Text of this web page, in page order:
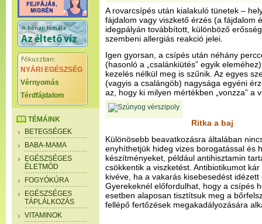
NYÁRI EGÉSZSÉG
Vérnyomás
Térdfájdalom
TÉMÁINK
BETEGSÉGEK
BABA-MAMA
EGÉSZSÉGES
ÉLETMÓD
FOGYÓKÚRA
EGÉSZSÉGES
TÁPLÁLKOZÁS
VITAMINOK
A rovarcsípés után kialakuló tünetek –
fájdalom vagy viszkető érzés (a fájdalom
idegpályán továbbított, különböző
szembeni allergiás reakció jelei.
Igen gyorsan, a csípés után néhány
(hasonló a „csalánkiütés” egyik
kezelés nélkül meg is szűnik. Az egyes
(vagyis a csalángöb) nagysága egyéni
az, hogy ki milyen mértékben „vonzza” a
Ritka a baj
Különösebb beavatkozásra általában
enyhíthetjük hideg vizes borogatással és
készítményeket, például antihisztamin
csökkentik a viszketést. Antibiotikumot
kivéve, ha a vakarás kisebesedést
Gyerekeknél előfordulhat, hogy a csípés
esetben alaposan tisztítsuk meg a
fellépő fertőzések megakadályozására